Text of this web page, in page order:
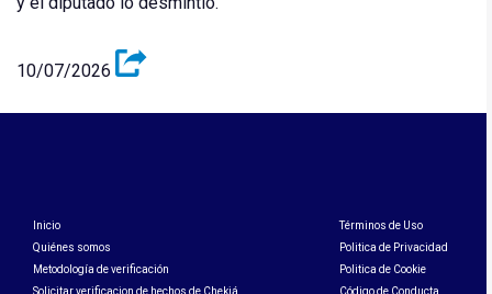
10/07/2026
Inicio
Quiénes somos
Metodología de verificación
Solicitar verificacion de hechos de Chekiá
Términos de Uso
Politica de Privacidad
Politica de Cookie
Código de Conducta